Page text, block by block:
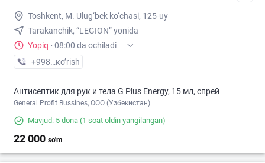
Toshkent, M. Ulug‘bek ko‘chasi, 125-uy
Tarakanchik, “LEGION” yonida
Yopiq · 08:00 da ochiladi
+998 (77) XXX-XX-XX
кo’rish
Антисептик для рук и тела G Plus Energy, 15 мл, спрей
General Profit Bussines, ООО (Узбекистан)
Mavjud: 5 dona (1 soat oldin yangilangan)
22 000 so'm